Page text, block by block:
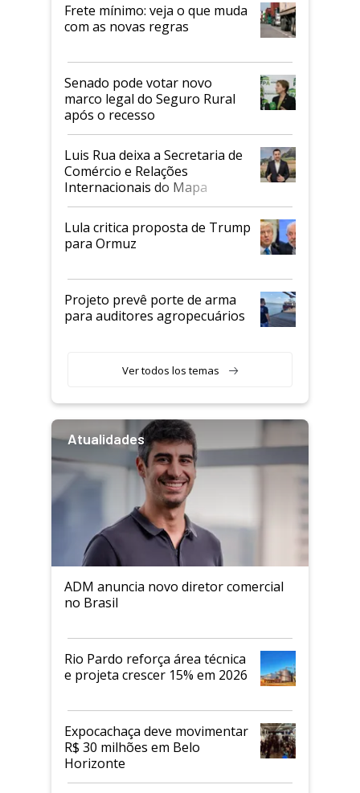
Frete mínimo: veja o que muda
com as novas regras
Senado pode votar novo
marco legal do Seguro Rural
após o recesso
Luis Rua deixa a Secretaria de
Comércio e Relações
Internacionais do Mapa
Lula critica proposta de Trump
para Ormuz
Projeto prevê porte de arma
para auditores agropecuários
Ver todos los temas
Atualidades
ADM anuncia novo diretor comercial
no Brasil
Rio Pardo reforça área técnica
e projeta crescer 15% em 2026
Expocachaça deve movimentar
R$ 30 milhões em Belo
Horizonte